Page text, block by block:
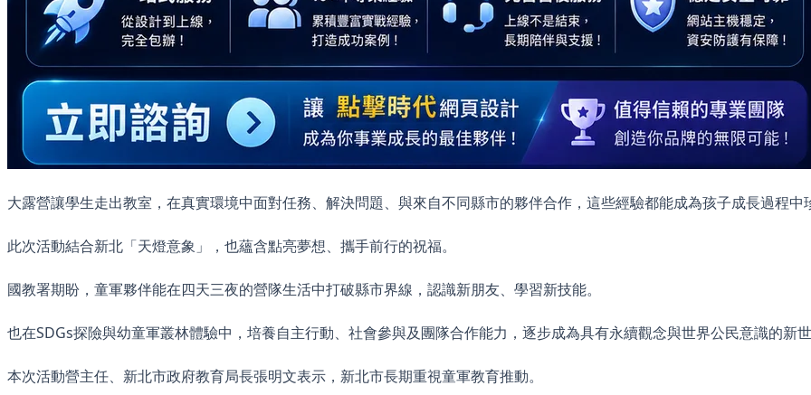
大露營讓學生走出教室，在真實環境中面對任務、解決問題、與來自不同縣市的夥伴合作，這些經驗都能成為孩子成長過程中
此次活動結合新北「天燈意象」，也蘊含點亮夢想、攜手前行的祝福。
國教署期盼，童軍夥伴能在四天三夜的營隊生活中打破縣市界線，認識新朋友、學習新技能。
也在SDGs探險與幼童軍叢林體驗中，培養自主行動、社會參與及團隊合作能力，逐步成為具有永續觀念與世界公民意識的新世
本次活動營主任、新北市政府教育局長張明文表示，新北市長期重視童軍教育推動。